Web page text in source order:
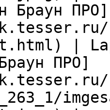
Браун ПРО]
|
ПРО]